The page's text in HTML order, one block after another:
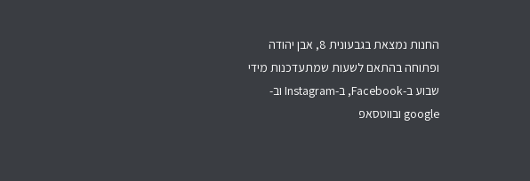
החנות נמצאת בגבעונית 8, אבן יהודה
ופתוחה בהתאם לשעות שמתעדכנות מידי
שבוע ב-Facebook, ב-Instagram וב-
google ובווטסאפ